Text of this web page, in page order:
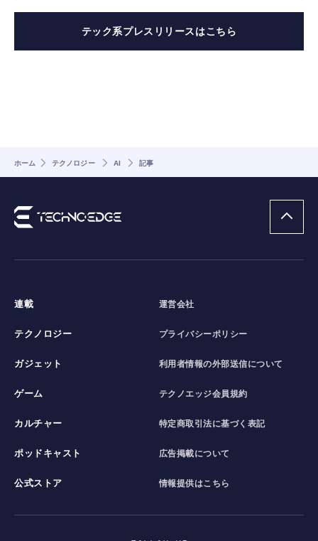
テック系プレスリリースはこちら
ホーム テクノロジー AI 記事
連載
テクノロジー
ガジェット
ゲーム
カルチャー
ポッドキャスト
公式ストア
運営会社
プライバシーポリシー
利用者情報の外部送信について
テクノエッジ会員規約
特定商取引法に基づく表記
広告掲載について
情報提供はこちら